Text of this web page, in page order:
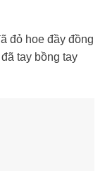
đỏ hoe đầy đồng
tay bồng tay